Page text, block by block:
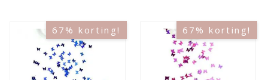
67% korting! 67% korting!